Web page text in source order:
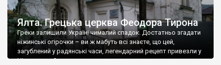
Ялта. Грецька церква Феодора Тирона
Греки залишили Україні чималий спадок. Достатньо згадати
ніжинські огірочки – ви ж мабуть всі знаєте, що цей,
загублений у радянські часи, легендарний рецепт привезли у
Ніжин греки?